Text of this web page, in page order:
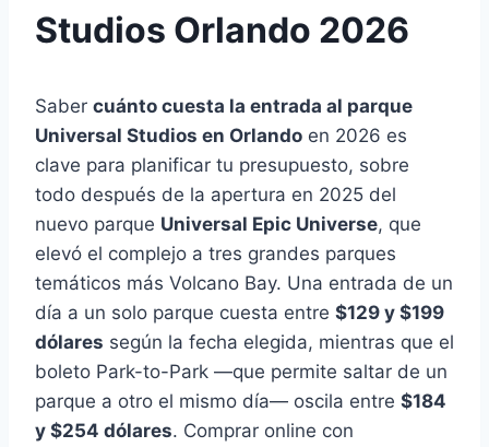
Studios Orlando 2026
Saber cuánto cuesta la entrada al parque
Universal Studios en Orlando en 2026 es
clave para planificar tu presupuesto, sobre
todo después de la apertura en 2025 del
nuevo parque Universal Epic Universe, que
elevó el complejo a tres grandes parques
temáticos más Volcano Bay. Una entrada de un
día a un solo parque cuesta entre $129 y $199
dólares según la fecha elegida, mientras que el
boleto Park-to-Park —que permite saltar de un
parque a otro el mismo día— oscila entre $184
y $254 dólares. Comprar online con